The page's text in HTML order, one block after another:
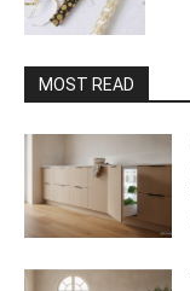
MOST READ